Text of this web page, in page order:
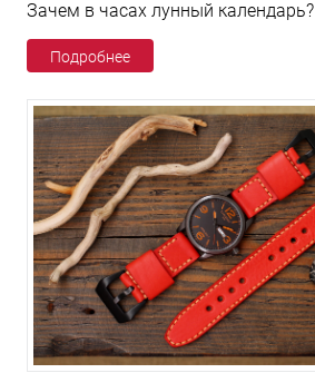
Зачем в часах лунный календарь?
Подробнее